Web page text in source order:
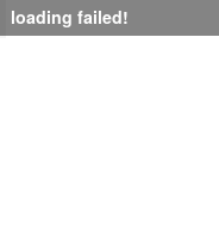
loading failed!